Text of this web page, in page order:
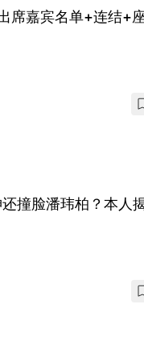
席嘉宾名单+连结+
撞脸潘玮柏？本人